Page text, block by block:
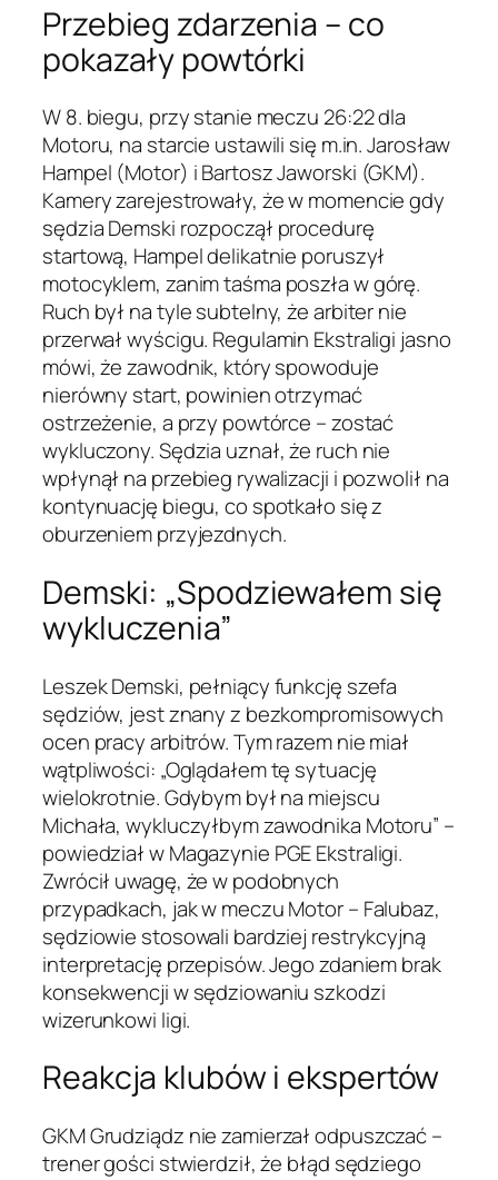
Przebieg zdarzenia – co
pokazały powtórki
W 8. biegu, przy stanie meczu 26:22 dla
Motoru, na starcie ustawili się m.in. Jarosław
Hampel (Motor) i Bartosz Jaworski (GKM).
Kamery zarejestrowały, że w momencie gdy
sędzia Demski rozpoczął procedurę
startową, Hampel delikatnie poruszył
motocyklem, zanim taśma poszła w górę.
Ruch był na tyle subtelny, że arbiter nie
przerwał wyścigu. Regulamin Ekstraligi jasno
mówi, że zawodnik, który spowoduje
nierówny start, powinien otrzymać
ostrzeżenie, a przy powtórce – zostać
wykluczony. Sędzia uznał, że ruch nie
wpłynął na przebieg rywalizacji i pozwolił na
kontynuację biegu, co spotkało się z
oburzeniem przyjezdnych.
Demski: „Spodziewałem się
wykluczenia”
Leszek Demski, pełniący funkcję szefa
sędziów, jest znany z bezkompromisowych
ocen pracy arbitrów. Tym razem nie miał
wątpliwości: „Oglądałem tę sytuację
wielokrotnie. Gdybym był na miejscu
Michała, wykluczyłbym zawodnika Motoru” –
powiedział w Magazynie PGE Ekstraligi.
Zwrócił uwagę, że w podobnych
przypadkach, jak w meczu Motor – Falubaz,
sędziowie stosowali bardziej restrykcyjną
interpretację przepisów. Jego zdaniem brak
konsekwencji w sędziowaniu szkodzi
wizerunkowi ligi.
Reakcja klubów i ekspertów
GKM Grudziądz nie zamierzał odpuszczać –
trener gości stwierdził, że błąd sędziego